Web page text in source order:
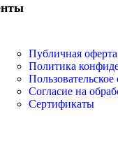
Публичная оферта
Политика
Согласие на
Сертификаты